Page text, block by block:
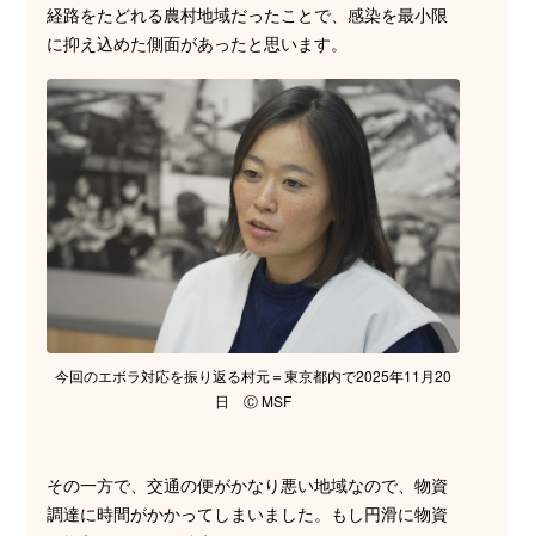
経路をたどれる農村地域だったことで、感染を最小限
に抑え込めた側面があったと思います。
今回のエボラ対応を振り返る村元＝東京都内で2025年11月20
日 Ⓒ MSF
その一方で、交通の便がかなり悪い地域なので、物資
調達に時間がかかってしまいました。もし円滑に物資